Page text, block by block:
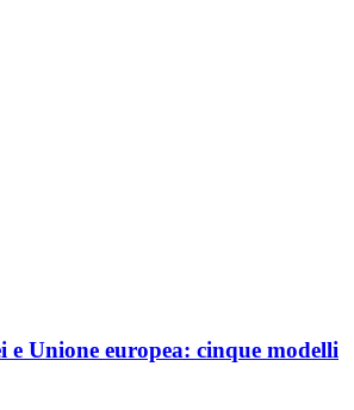
e Unione europea: cinque modelli